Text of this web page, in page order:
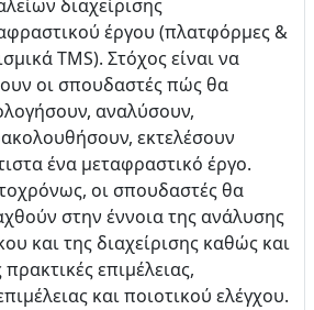
διαχείρισης
έργου (πλατφόρμες &
TMS). Στόχος είναι να
οι σπουδαστές πώς θα
αναλύσουν,
εκτελέσουν
ένα μεταφραστικό έργο.
οι σπουδαστές θα
στην έννοια της ανάλυσης
και της διαχείρισης καθώς και
πρακτικές επιμέλειας,
και ποιοτικού ελέγχου.